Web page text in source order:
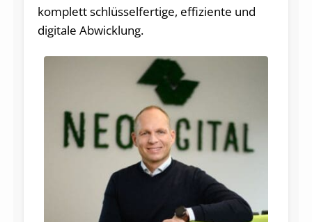
komplett schlüsselfertige, effiziente und
digitale Abwicklung.